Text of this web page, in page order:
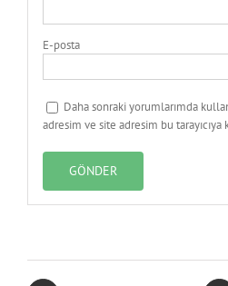
E-posta
Daha sonraki yorumlarımda
adresim ve site adresim bu tarayıcıya